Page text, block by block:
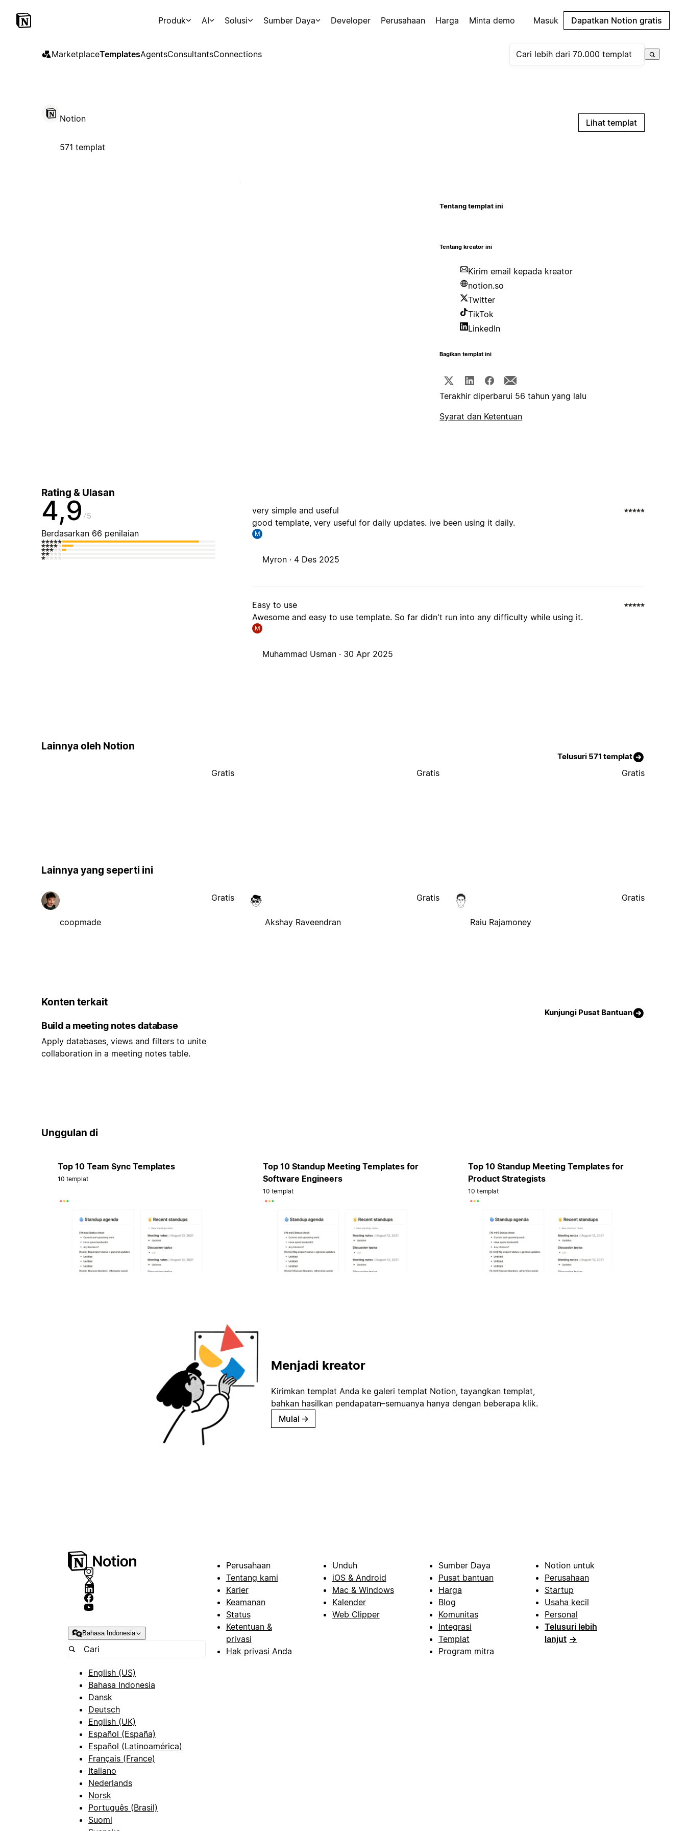
Produk AI Solusi Sumber Daya Developer Perusahaan Harga Minta demo Masuk Dapatkan Notion gratis
MarketplaceTemplatesAgentsConsultantsConnections
Notion
571 templat
Lihat templat
Tentang templat ini
Tentang kreator ini
Kirim email kepada kreator
notion.so
Twitter
TikTok
LinkedIn
Bagikan templat ini
Terakhir diperbarui 56 tahun yang lalu
Syarat dan Ketentuan
Rating & Ulasan
4,9 5
Berdasarkan 66 penilaian
very simple and useful
good template, very useful for daily updates. ive been using it daily.
M
Myron · 4 Des 2025
Easy to use
Awesome and easy to use template. So far didn't run into any difficulty while using it.
M
Muhammad Usman · 30 Apr 2025
Lainnya oleh Notion
Telusuri 571 templat
Gratis Gratis Gratis
Lainnya yang seperti ini
coopmade
Gratis
Akshay Raveendran
Gratis
Raiu Rajamoney
Gratis
Konten terkait
Kunjungi Pusat Bantuan
Build a meeting notes database
Apply databases, views and filters to unite
collaboration in a meeting notes table.
Unggulan di
Top 10 Team Sync Templates
10 templat
Top 10 Standup Meeting Templates for
Software Engineers
10 templat
Top 10 Standup Meeting Templates for
Product Strategists
10 templat
Menjadi kreator
Kirimkan templat Anda ke galeri templat Notion, tayangkan templat,
bahkan hasilkan pendapatan–semuanya hanya dengan beberapa klik.
Mulai →
Bahasa Indonesia
English (US)
Bahasa Indonesia
Dansk
Deutsch
English (UK)
Español (España)
Español (Latinoamérica)
Français (France)
Italiano
Nederlands
Norsk
Português (Brasil)
Suomi
Perusahaan
Tentang kami
Karier
Keamanan
Status
Ketentuan &
privasi
Hak privasi Anda
Unduh
iOS & Android
Mac & Windows
Kalender
Web Clipper
Sumber Daya
Pusat bantuan
Harga
Blog
Komunitas
Integrasi
Templat
Program mitra
Notion untuk
Perusahaan
Startup
Usaha kecil
Personal
Telusuri lebih
lanjut →